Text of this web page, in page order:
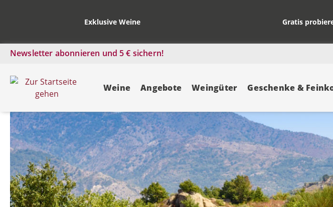
Exklusive Weine Gratis
Newsletter abonnieren und 5 € sichern!
Weine Angebote Weingüter Geschenke &